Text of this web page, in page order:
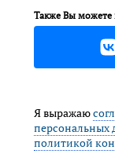
Также Вы можете
Я выражаю
персональных
политикой